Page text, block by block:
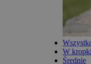
W kropki
Średnie